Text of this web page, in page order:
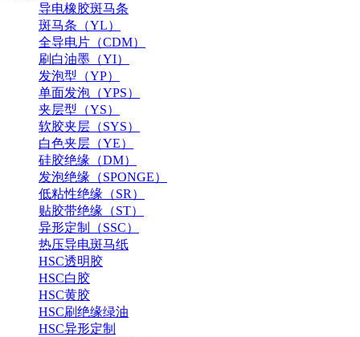
导电橡胶斑马条
斑马条（YL）
全导电片（CDM）
刷白油墨（YI）
发泡型（YP）
单面发泡（YPS）
夹层型（YS）
软胶夹层（SYS）
白色夹层（YE）
硅胶绝缘（DM）
发泡绝缘（SPONGE）
低粘性绝缘（SR）
贴胶带绝缘（ST）
异形定制（SSC）
热压导电斑马纸
HSC透明胶
HSC白胶
HSC黄胶
HSC刷绝缘绿油
HSC异形定制